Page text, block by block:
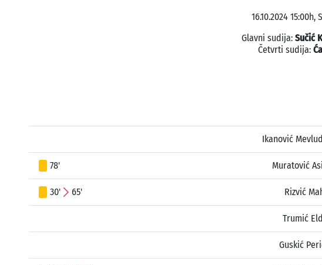
16.10.2024
Glavni sudija: Sučić
Četvrti sudija:
Ikanović
78' Muratović
30' 65' Rizvić
Trumić
Guskić